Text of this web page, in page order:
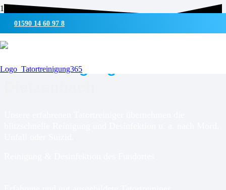
01590 14 60 97 8
UMWELTSCHONENDE REINIGUNG & DESINFEKTION
Tatortreinigung für